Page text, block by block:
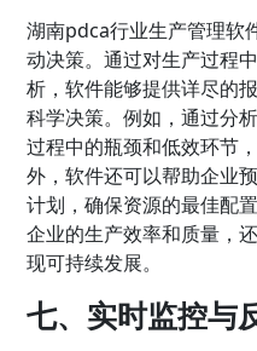
湖南pdca行业生产管理软
动决策。通过对生产过程
析，软件能够提供详尽的
科学决策。例如，通过分
过程中的瓶颈和低效环节
外，软件还可以帮助企业
计划，确保资源的最佳配
企业的生产效率和质量，
现可持续发展。
七、实时监控与